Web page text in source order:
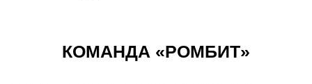
КОМАНДА «РОМБИТ»